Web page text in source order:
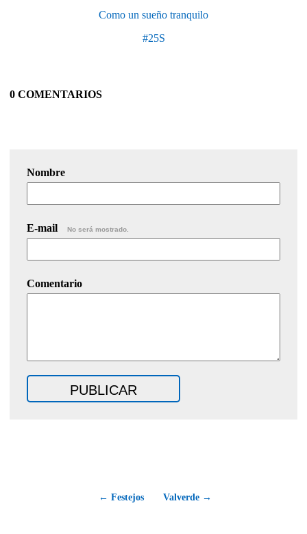
Como un sueño tranquilo
#25S
0 COMENTARIOS
Nombre
E-mail No será mostrado.
Comentario
← Festejos Valverde →